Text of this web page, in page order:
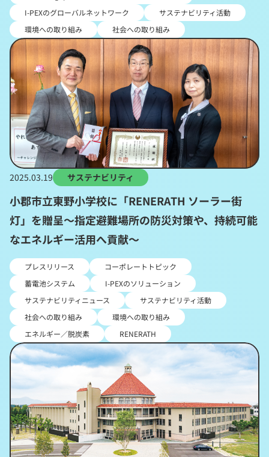
I-PEXのグローバルネットワーク
サステナビリティ活動
環境への取り組み
社会への取り組み
2025.03.19 サステナビリティ
小郡市立東野小学校に「RENERATH ソーラー街
灯」を贈呈～指定避難場所の防災対策や、持続可能
なエネルギー活用へ貢献～
プレスリリース
コーポレートトピック
蓄電池システム
I-PEXのソリューション
サステナビリティニュース
サステナビリティ活動
社会への取り組み
環境への取り組み
エネルギー／脱炭素
RENERATH